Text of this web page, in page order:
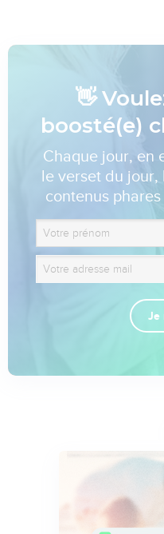
👋
boosté(e)
Chaque jour, en
le verset du
contenus
Je